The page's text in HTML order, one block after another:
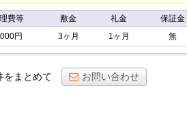
費等 敷金 礼金 保証金
円 3ヶ月 1ヶ月 無
をまとめて お問い合わせ